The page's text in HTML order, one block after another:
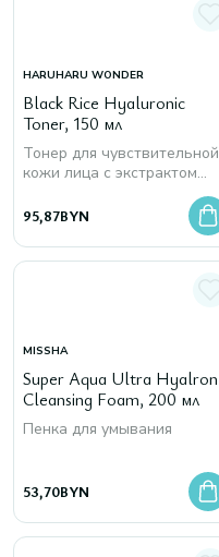
HARUHARU WONDER
Black Rice Hyaluronic
Toner, 150 мл
Тонер для чувствительной
кожи лица с экстрактом
гиалуроновой кислотой
95,87BYN
MISSHA
Super Aqua Ultra Hyalron
Cleansing Foam, 200 мл
Пенка для умывания
53,70BYN